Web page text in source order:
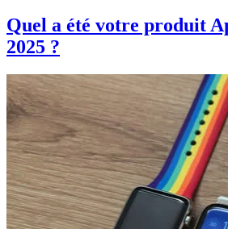
Quel a été votre produit
2025 ?